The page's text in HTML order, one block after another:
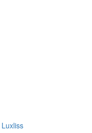
Luxliss